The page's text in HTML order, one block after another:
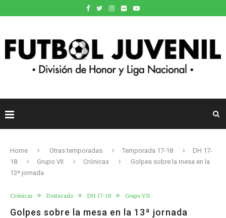
Home Otras temporadas Temporada 17-18
DH 17-
18
Grupo VII Crónicas
Golpes sobre la mesa en la
13ª jornada
Crónicas Destacado DH 17-18 Grupo VII
Golpes sobre la mesa en la 13ª jornada